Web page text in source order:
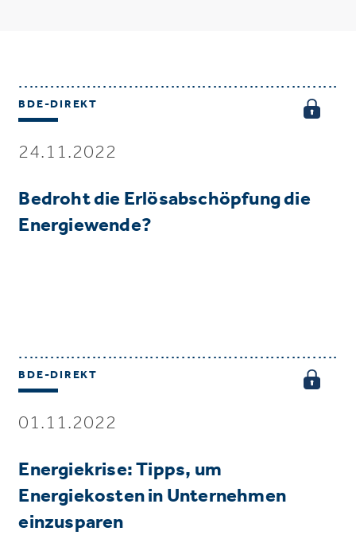
BDE-DIREKT
24.11.2022
Bedroht die Erlösabschöpfung die
Energiewende?
BDE-DIREKT
01.11.2022
Energiekrise: Tipps, um
Energiekosten in Unternehmen
einzusparen